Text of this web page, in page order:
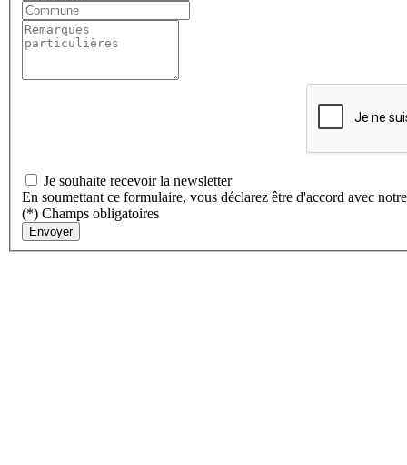
Je souhaite recevoir la newsletter
En soumettant ce formulaire, vous déclarez être d'accord avec
(*) Champs obligatoires
Envoyer